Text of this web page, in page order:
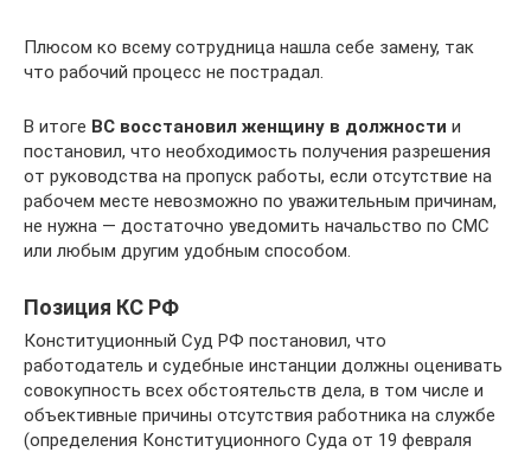
Плюсом ко всему сотрудница нашла себе замену, так
что рабочий процесс не пострадал.
В итоге ВС восстановил женщину в должности и
постановил, что необходимость получения разрешения
от руководства на пропуск работы, если отсутствие на
рабочем месте невозможно по уважительным причинам,
не нужна — достаточно уведомить начальство по СМС
или любым другим удобным способом.
Позиция КС РФ
Конституционный Суд РФ постановил, что
работодатель и судебные инстанции должны оценивать
совокупность всех обстоятельств дела, в том числе и
объективные причины отсутствия работника на службе
(определения Конституционного Суда от 19 февраля